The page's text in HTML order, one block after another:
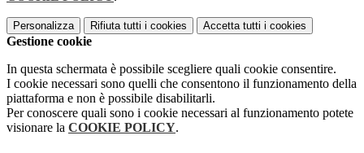
Personalizza Rifiuta tutti i cookies Accetta tutti i cookies
Gestione cookie
In questa schermata è possibile scegliere quali cookie consentire.
I cookie necessari sono quelli che consentono il funzionamento della
piattaforma e non è possibile disabilitarli.
Per conoscere quali sono i cookie necessari al funzionamento potete
visionare la COOKIE POLICY.